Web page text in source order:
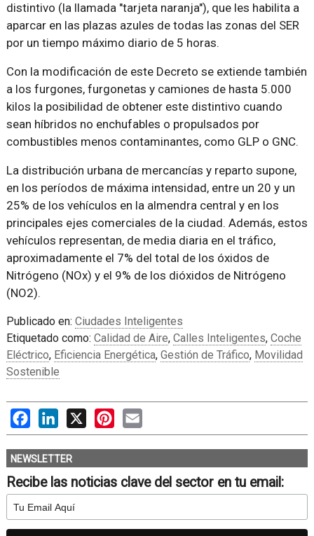
distintivo (la llamada "tarjeta naranja"), que les habilita a
aparcar en las plazas azules de todas las zonas del SER
por un tiempo máximo diario de 5 horas.
Con la modificación de este Decreto se extiende también
a los furgones, furgonetas y camiones de hasta 5.000
kilos la posibilidad de obtener este distintivo cuando
sean híbridos no enchufables o propulsados por
combustibles menos contaminantes, como GLP o GNC.
La distribución urbana de mercancías y reparto supone,
en los períodos de máxima intensidad, entre un 20 y un
25% de los vehículos en la almendra central y en los
principales ejes comerciales de la ciudad. Además, estos
vehículos representan, de media diaria en el tráfico,
aproximadamente el 7% del total de los óxidos de
Nitrógeno (NOx) y el 9% de los dióxidos de Nitrógeno
(NO2).
Publicado en: Ciudades Inteligentes
Etiquetado como: Calidad de Aire, Calles Inteligentes, Coche
Eléctrico, Eficiencia Energética, Gestión de Tráfico, Movilidad
Sostenible
FacebookLinkedIn
X PinterestEmail
NEWSLETTER
Recibe las noticias clave del sector en tu email: